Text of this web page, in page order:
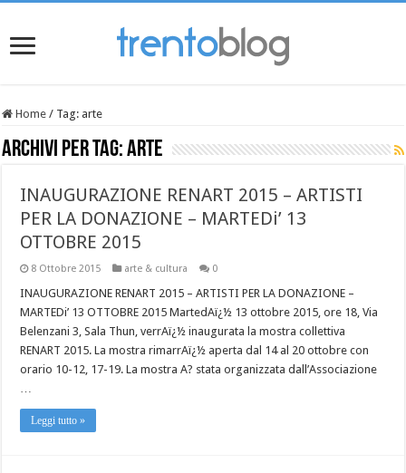
Home / Tag: arte
Archivi per tag:arte
INAUGURAZIONE RENART 2015 – ARTISTI
PER LA DONAZIONE – MARTEDi’ 13
OTTOBRE 2015
8 Ottobre 2015 arte & cultura 0
INAUGURAZIONE RENART 2015 – ARTISTI PER LA DONAZIONE –
MARTEDi’ 13 OTTOBRE 2015 MartedAï¿½ 13 ottobre 2015, ore 18, Via
Belenzani 3, Sala Thun, verrAï¿½ inaugurata la mostra collettiva
RENART 2015. La mostra rimarrAï¿½ aperta dal 14 al 20 ottobre con
orario 10-12, 17-19. La mostra A? stata organizzata dall’Associazione
Leggi tutto »